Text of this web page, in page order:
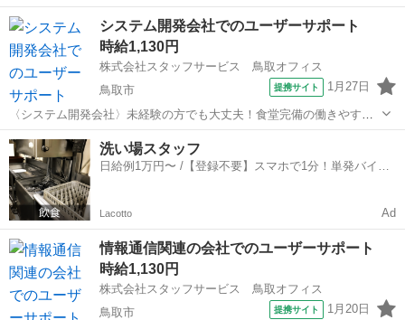
ニュース番組や制作番組のテロップ作成・CG修正を担当するスタッフ
募集！Photoshop・Illustratorの基本操作ができれば業界未経験でも応
募OK♪先...
鳥取 その他
システム開発会社でのユーザーサポート
時給1,130円
株式会社スタッフサービス 鳥取オフィス
鳥取市
提携サイト 1月27日
〈システム開発会社〉未経験の方でも大丈夫！食堂完備の働きやすい
職場です！ 【お願いしたいお仕事の内容】情報システム部門のヘ
ルプ対応(東京の案件を遠隔でサポートする業務)：社内のユーザーから
の端末やシステムに関する対応、...
鳥取 鳥取市 その他
洗い場スタッフ
日給例1万円〜 /【登録不要】スマホで1分！単発バイト
Lacotto Ad
情報通信関連の会社でのユーザーサポート
時給1,130円
株式会社スタッフサービス 鳥取オフィス
鳥取市
提携サイト 1月20日